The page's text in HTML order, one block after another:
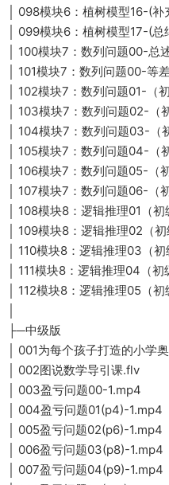
│ 098模块6：植树模型16-(
│ 099模块6：植树模型17-(
│ 100模块7：数列问题00-总
│ 101模块7：数列问题00-等
│ 102模块7：数列问题01-（
│ 103模块7：数列问题02-（
│ 104模块7：数列问题03-（
│ 105模块7：数列问题04-（
│ 106模块7：数列问题05-（
│ 107模块7：数列问题06-（
│ 108模块8：逻辑推理01（
│ 109模块8：逻辑推理02（
│ 110模块8：逻辑推理03（
│ 111模块8：逻辑推理04（
│ 112模块8：逻辑推理05（
├─中级版
│ 001为每个孩子打造的小学
│ 002图说数学导引课.flv
│ 003盈亏问题00-1.mp4
│ 004盈亏问题01(p4)-1.mp4
│ 005盈亏问题02(p6)-1.mp4
│ 006盈亏问题03(p8)-1.mp4
│ 007盈亏问题04(p9)-1.mp4